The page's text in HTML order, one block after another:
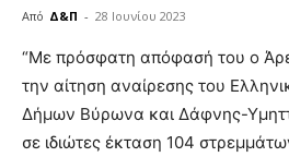
Από Δ&Π - 28 Ιουνίου 2023
blonde
lesbians
very
hot
cam
“Με πρόσφατη απόφασή του ο
την αίτηση αναίρεσης του
Δήμων Βύρωνα και Δάφνης-
σε ιδιώτες έκταση 104